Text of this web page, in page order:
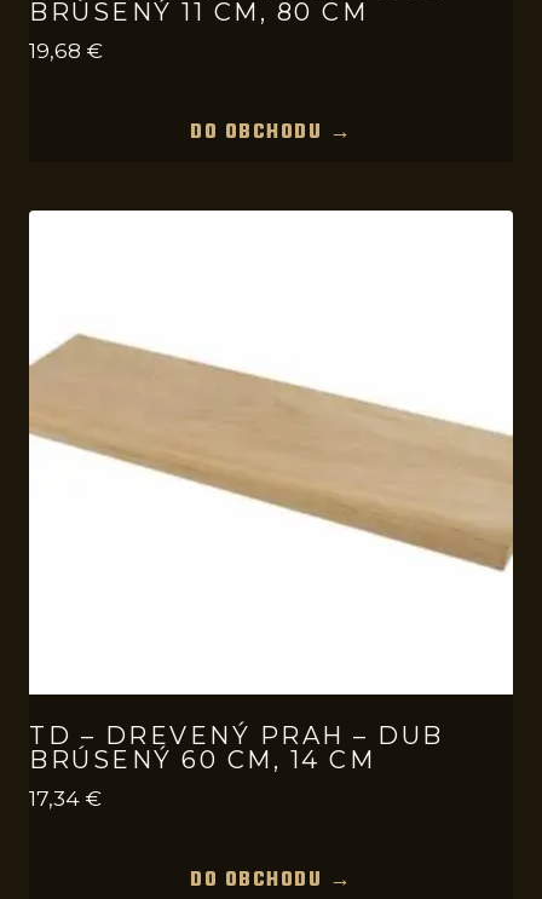
BRÚSENÝ 11 CM, 80 CM
19,68 €
DO OBCHODU →
TD – DREVENÝ PRAH – DUB
BRÚSENÝ 60 CM, 14 CM
17,34 €
DO OBCHODU →